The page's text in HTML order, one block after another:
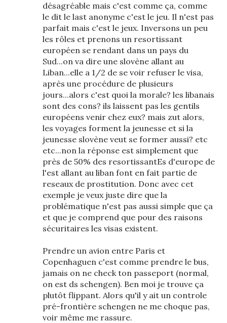
désagréable mais c'est comme ça, comme
le dit le last anonyme c'est le jeu. Il n'est pas
parfait mais c'est le jeux. Inversons un peu
les rôles et prenons un resortissant
européen se rendant dans un pays du
Sud...on va dire une slovène allant au
Liban...elle a 1/2 de se voir refuser le visa,
après une procédure de plusieurs
jours...alors c'est quoi la morale? les libanais
sont des cons? ils laissent pas les gentils
européens venir chez eux? mais zut alors,
les voyages forment la jeunesse et si la
jeunesse slovène veut se former aussi? etc
etc...non la réponse est simplement que
près de 50% des resortissantEs d'europe de
l'est allant au liban font en fait partie de
reseaux de prostitution. Donc avec cet
exemple je veux juste dire que la
problématique n'est pas aussi simple que ça
et que je comprend que pour des raisons
sécuritaires les visas existent.
Prendre un avion entre Paris et
Copenhaguen c'est comme prendre le bus,
jamais on ne check ton passeport (normal,
on est ds schengen). Ben moi je trouve ça
plutôt flippant. Alors qu'il y ait un controle
pré-frontière schengen ne me choque pas,
voir même me rassure.